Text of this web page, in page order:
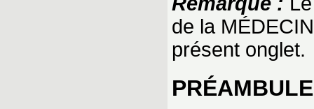
de la
présent onglet.